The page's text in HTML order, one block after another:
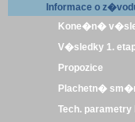
Informace o
Kone�n�
V�sledky 1.
Propozice
Plachetn�
Tech.